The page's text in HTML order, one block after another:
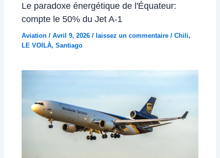
Le paradoxe énergétique de l'Équateur:
compte le 50% du Jet A-1
Aviation /Avril 9, 2026/ laissez un commentaire /Chili,
LE VOILÀ,Santiago